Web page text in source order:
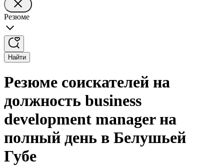
Резюме
Найти
Резюме соискателей на
должность business
development manager на
полный день в Белушьей
Губе